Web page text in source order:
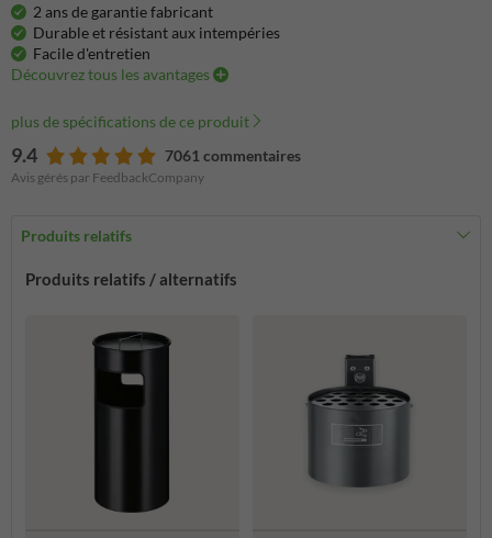
2 ans de garantie fabricant
Durable et résistant aux intempéries
Facile d'entretien
Découvrez tous les avantages
plus de spécifications de ce produit
9.4 7061 commentaires
Avis gérés par FeedbackCompany
Produits relatifs
Produits relatifs / alternatifs